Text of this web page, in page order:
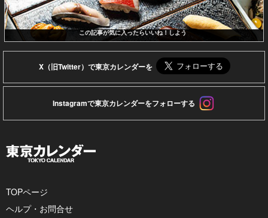
この記事が気に入ったらいいね！しよう
X（旧Twitter）で東京カレンダーを
Instagramで東京カレンダーをフォローする
TOPページ
ヘルプ・お問合せ